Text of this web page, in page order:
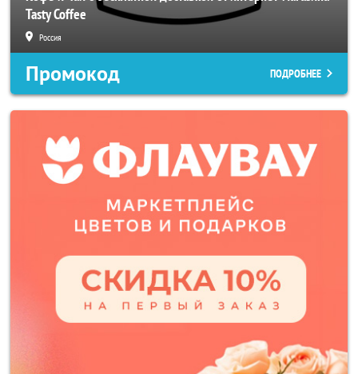
Tasty Coffee
Россия
Промокод ПОДРОБНЕЕ